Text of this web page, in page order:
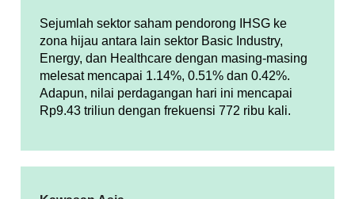
Sejumlah sektor saham pendorong IHSG ke
zona hijau antara lain sektor Basic Industry,
Energy, dan Healthcare dengan masing-masing
melesat mencapai 1.14%, 0.51% dan 0.42%.
Adapun, nilai perdagangan hari ini mencapai
Rp9.43 triliun dengan frekuensi 772 ribu kali.